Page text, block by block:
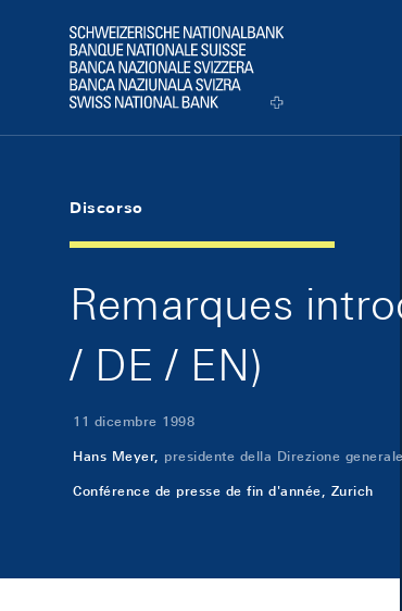
Logo
Discorso
Remarques
/ DE / EN)
11 dicembre 1998
Hans Meyer, presidente della Direzione generale
Conférence de presse de fin d'année, Zurich